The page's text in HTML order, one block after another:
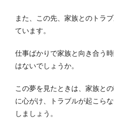
また、この先、家族とのトラ
ています。
仕事ばかりで家族と向き合う
はないでしょうか。
この夢を見たときは、家族と
に心がけ、トラブルが起こら
しましょう。